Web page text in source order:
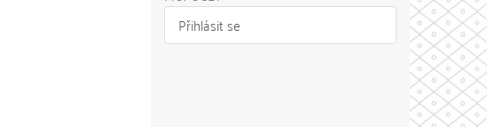
Přihlásit se